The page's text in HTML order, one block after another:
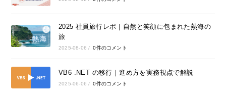
2025 社員旅行レポ｜自然と笑顔に包まれた熱海の
旅
2025-08-06 / 0件のコメント
VB6 .NET の移行｜進め方を実務視点で解説
2025-06-06 / 0件のコメント